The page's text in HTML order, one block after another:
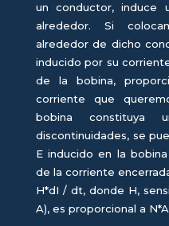
un conductor, induce
alrededor. Si
alrededor de dicho
inducido por su
de la bobina,
corriente que
bobina constituya
discontinuidades, se
E inducido en la
de la corriente
H*dI / dt, donde H,
A), es proporcional a